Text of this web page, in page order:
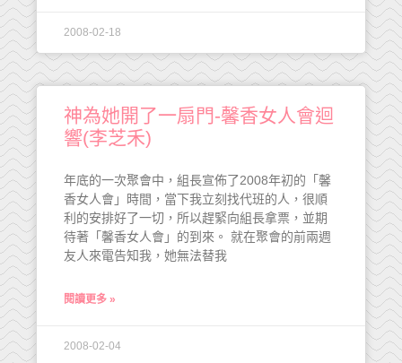
2008-02-18
神為她開了一扇門-馨香女人會迴
響(李芝禾)
年底的一次聚會中，組長宣佈了2008年初的「馨
香女人會」時間，當下我立刻找代班的人，很順
利的安排好了一切，所以趕緊向組長拿票，並期
待著「馨香女人會」的到來。 就在聚會的前兩週
友人來電告知我，她無法替我
閱讀更多 »
2008-02-04